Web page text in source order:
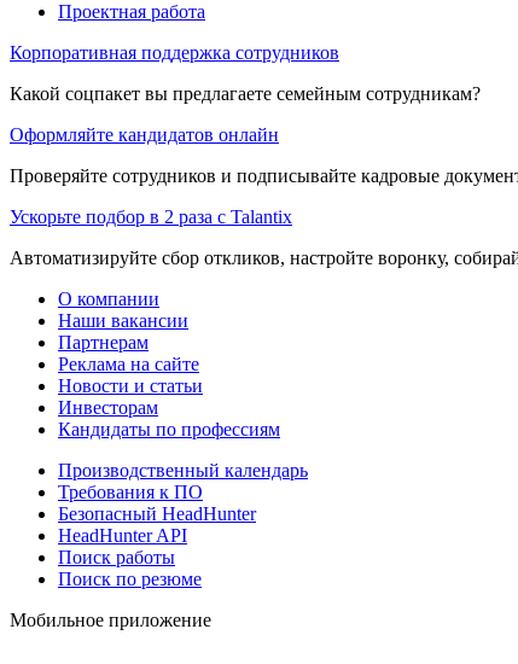
Проектная работа
Корпоративная поддержка сотрудников
Какой соцпакет вы предлагаете семейным сотрудникам?
Оформляйте кандидатов онлайн
Проверяйте сотрудников и подписывайте кадровые
Ускорьте подбор в 2 раза с Talantix
Автоматизируйте сбор откликов, настройте воронку,
О компании
Наши вакансии
Партнерам
Реклама на сайте
Новости и статьи
Инвесторам
Кандидаты по профессиям
Производственный календарь
Требования к ПО
Безопасный HeadHunter
HeadHunter API
Поиск работы
Поиск по резюме
Мобильное приложение